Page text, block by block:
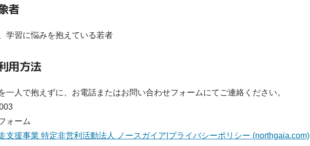
者
学習に悩みを抱えている若者
用方法
一人で抱えずに、お電話またはお問い合わせフォームにてご連絡ください。
ォーム
支援事業 特定非営利活動法人 ノースガイア|プライバシーポリシー (northgaia.com)